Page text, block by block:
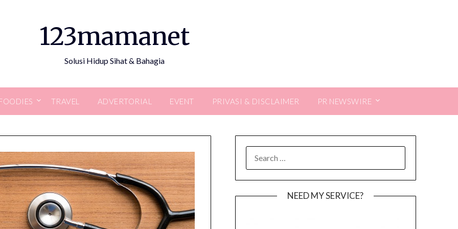
123mamanet
Solusi Hidup Sihat & Bahagia
TRAVEL ADVERTORIAL EVENT PRIVASI & DISCLAIMER PR NEWSWIRE
FOR:
NEED MY SERVICE?